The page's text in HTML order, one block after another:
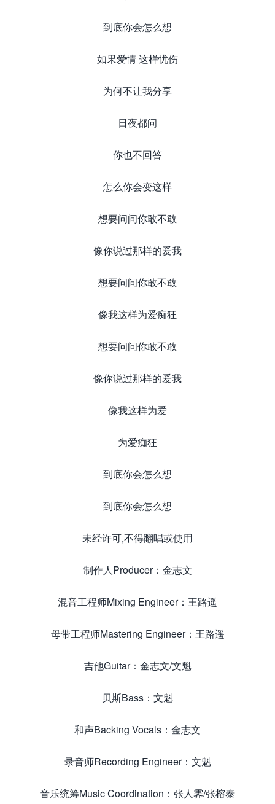
到底你会怎么想
如果爱情 这样忧伤
为何不让我分享
日夜都问
你也不回答
怎么你会变这样
想要问问你敢不敢
像你说过那样的爱我
想要问问你敢不敢
像我这样为爱痴狂
想要问问你敢不敢
像你说过那样的爱我
像我这样为爱
为爱痴狂
到底你会怎么想
到底你会怎么想
未经许可,不得翻唱或使用
制作人Producer：金志文
混音工程师Mixing Engineer：王路遥
母带工程师Mastering Engineer：王路遥
吉他Guitar：金志文/文魁
贝斯Bass：文魁
和声Backing Vocals：金志文
录音师Recording Engineer：文魁
音乐统筹Music Coordination：张人霁/张榕泰